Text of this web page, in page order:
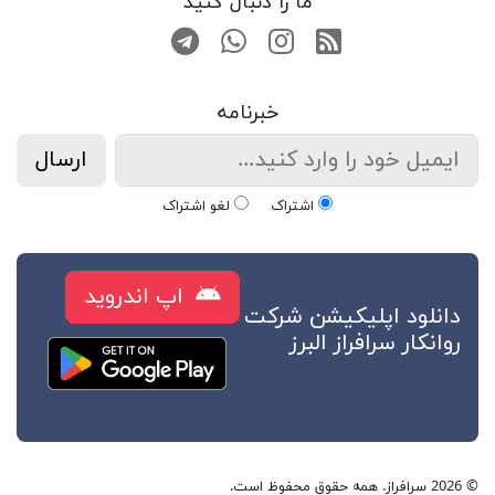
RSS صفحه اینستاگرام
تماس با واتس اپ
کانال تلگرام
خبرنامه
ارسال
اشتراک لغو اشتراک
دانلود اپلیکیشن شرکت
روانکار سرافراز البرز
اپ اندروید
© 2026 سرافراز. همه حقوق محفوظ است.